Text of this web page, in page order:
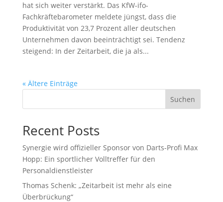
hat sich weiter verstärkt. Das KfW-ifo-
Fachkräftebarometer meldete jüngst, dass die
Produktivität von 23,7 Prozent aller deutschen
Unternehmen davon beeinträchtigt sei. Tendenz
steigend: In der Zeitarbeit, die ja als...
« Ältere Einträge
Suchen
Recent Posts
Synergie wird offizieller Sponsor von Darts-Profi Max
Hopp: Ein sportlicher Volltreffer für den
Personaldienstleister
Thomas Schenk: „Zeitarbeit ist mehr als eine
Überbrückung“